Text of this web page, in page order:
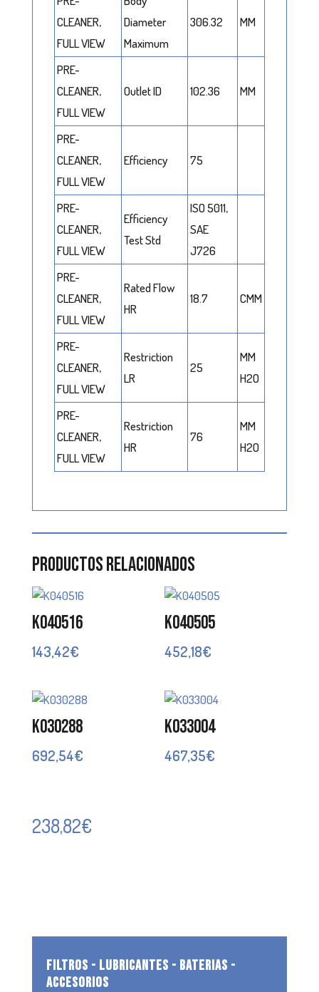
CLEANER,
FULL VIEW
Diameter
Maximum
306.32 MM
PRE-
CLEANER,
FULL VIEW
Outlet ID 102.36 MM
PRE-
CLEANER,
FULL VIEW
Efficiency 75
PRE-
CLEANER,
FULL VIEW
Efficiency
Test Std
ISO 5011,
SAE
J726
PRE-
CLEANER,
FULL VIEW
Rated Flow
HR
18.7 CMM
PRE-
CLEANER,
FULL VIEW
Restriction
LR
25
MM
H2O
PRE-
CLEANER,
FULL VIEW
Restriction
HR
76
MM
H2O
Productos relacionados
K040516
143,42€
K040505
452,18€
K030288
692,54€
K033004
467,35€
238,82€
FILTROS - LUBRICANTES - BATERIAS -
ACCESORIOS